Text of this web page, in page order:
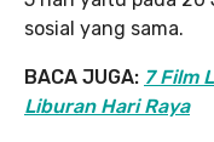
sosial yang sama.
BACA JUGA: 7 Film
Liburan Hari Raya